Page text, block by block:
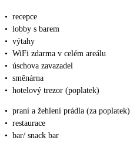
• recepce
• lobby s barem
• výtahy
• WiFi zdarma v celém areálu
• úschova zavazadel
• směnárna
• hotelový trezor (poplatek)
• praní a žehlení prádla (za poplatek)
• restaurace
• bar/ snack bar